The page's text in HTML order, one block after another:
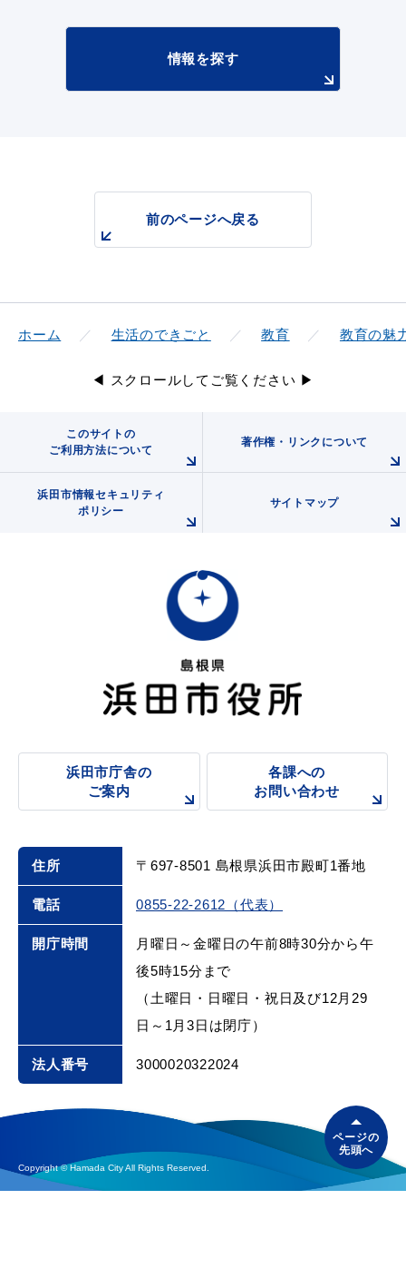
情報を探す
前のページへ戻る
ホーム 生活のできごと 教育 教育の魅
◀ スクロールしてご覧ください ▶
このサイトの
ご利用方法について
著作権・リンクについて
浜田市情報セキュリティ
ポリシー
サイトマップ
浜田市庁舎の
ご案内
各課への
お問い合わせ
住所 〒697-8501 島根県浜田市殿町1番地
電話 0855-22-2612（代表）
開庁時間
月曜日～金曜日の午前8時30分から午
後5時15分まで
（土曜日・日曜日・祝日及び12月29
日～1月3日は閉庁）
法人番号 3000020322024
Copyright © Hamada City All Rights Reserved.
ページの
先頭へ